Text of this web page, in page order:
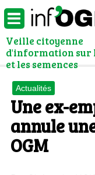
Veille citoyenne
d'information sur
et les semences
Actualités
Une ex-
annule
OGM